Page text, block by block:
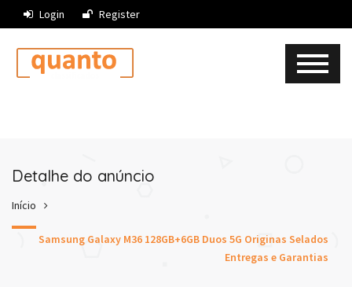
Login Register
Detalhe do anúncio
Início
Samsung Galaxy M36 128GB+6GB Duos 5G Originas Selados
Entregas e Garantias